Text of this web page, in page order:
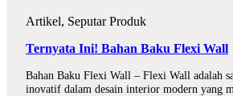
Artikel, Seputar Produk
Ternyata Ini! Bahan Baku Flexi Wall
Bahan Baku Flexi Wall – Flexi Wall adalah
inovatif dalam desain interior modern yang